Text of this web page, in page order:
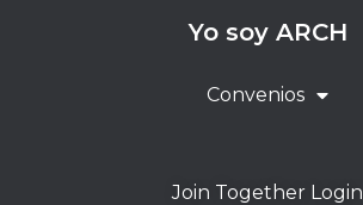
Yo soy ARCH
Convenios
Join Together Login